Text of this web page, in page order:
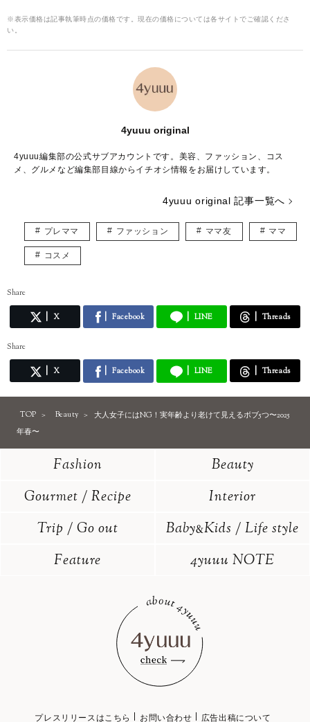
※表示価格は記事執筆時点の価格です。現在の価格については各サイトでご確認くださ
い。
4yuuu original
4yuuu編集部の公式サブアカウントです。美容、ファッション、コス
メ、グルメなど編集部目線からイチオシ情報をお届けしています。
4yuuu original 記事一覧へ
プレママ ファッション ママ友 ママ
コスメ
Share
X Facebook LINE Threads
Share
X Facebook LINE Threads
TOP Beauty
大人女子にはNG！実年齢より老けて見えるボブ5つ〜2025
年春〜
Fashion
Beauty
Gourmet / Recipe
Interior
Trip / Go out
Baby&Kids / Life style
Feature
4yuuu NOTE
プレスリリースはこちら お問い合わせ 広告出稿について